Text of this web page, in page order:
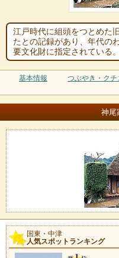
江戸時代に組頭をつとめた
たとの記録があり、年代の
要文化財に指定されている。
基本情報 つぶやき・クチ
神尾
国東・中津
人気スポットランキング